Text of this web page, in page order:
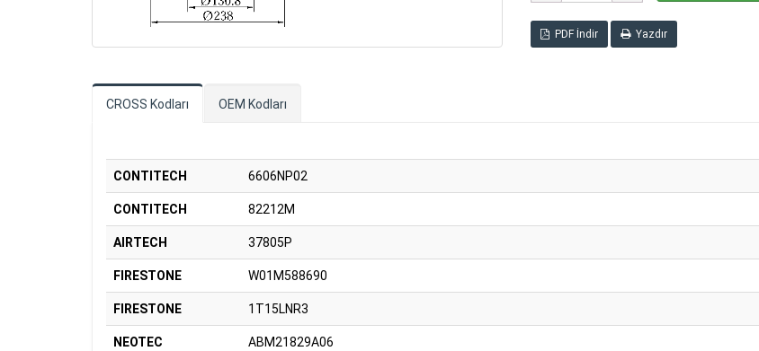
PDF İndir Yazdır
CROSS Kodları OEM Kodları
CONTITECH 6606NP02
CONTITECH 82212M
AIRTECH 37805P
FIRESTONE W01M588690
FIRESTONE 1T15LNR3
NEOTEC ABM21829A06